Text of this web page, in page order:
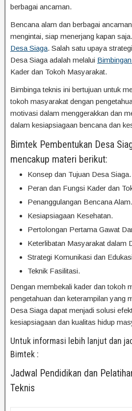
berbagai ancaman.
Bencana alam dan berbagai
mengintai, siap menerjang kapan
Desa Siaga. Salah satu upaya
Desa Siaga adalah melalui
Kader dan Tokoh Masyarakat.
Bimbinga teknis ini bertujuan untuk
tokoh masyarakat dengan
motivasi dalam menggerakkan dan
dalam kesiapsiagaan bencana dan
Bimtek Pembentukan Desa
mencakup materi berikut:
Konsep dan Tujuan Desa Siaga.
Peran dan Fungsi Kader dan
Penanggulangan Bencana Alam.
Kesiapsiagaan Kesehatan.
Pertolongan Pertama Gawat
Keterlibatan Masyarakat dalam
Strategi Komunikasi dan
Teknik Fasilitasi.
Dengan membekali kader dan tokoh
pengetahuan dan keterampilan yang
Desa Siaga dapat menjadi solusi
kesiapsiagaan dan kualitas hidup
Untuk informasi lebih lanjut dan
Bimtek :
Jadwal Pendidikan dan
Teknis